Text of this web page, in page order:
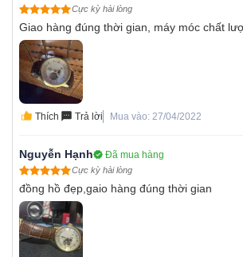
Cực kỳ hài lòng
Giao hàng đúng thời gian, máy móc chất
Thích Trả lời Mua vào: 27/04/2022
Nguyễn Hạnh Đã mua hàng
Cực kỳ hài lòng
đồng hồ đẹp,gaio hàng đúng thời gian